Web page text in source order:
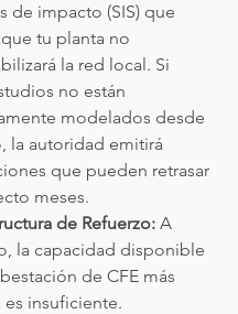
de impacto (SIS) que
tu planta no
la red local. Si
no están
modelados desde
la autoridad emitirá
que pueden retrasar
meses.
de Refuerzo: A
la capacidad disponible
de CFE más
es insuficiente.